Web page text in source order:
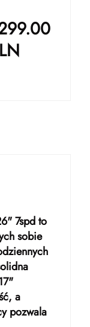
7spd to
sobie
a
pozwala